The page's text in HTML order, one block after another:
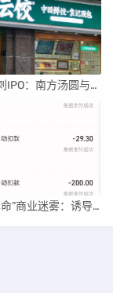
袁记饺子冲刺IPO：南方汤圆与北方饺子的年味对决
揭秘“赛博算命”商业迷雾：诱导消费与监管挑战